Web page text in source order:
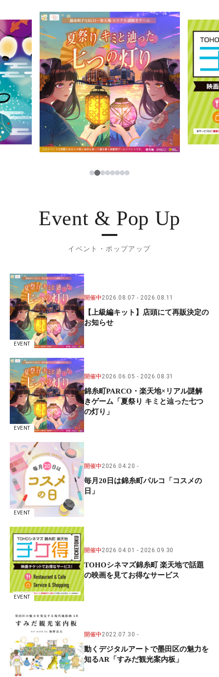
ニュース
レストラン・カフェ
TAX FREE
PARCOメンバーズ
JP
한국어
ภาษาไทย
日本語
1234567
Event & Pop Up
イベント・ポップアップ
EVENT
開催中2026.08.07 2026.08.11
【上級編キット】店頭にて再販決定の
お知らせ
EVENT
開催中2026.06.05 2026.08.31
錦糸町PARCO・楽天地×リアル謎解
きゲーム「夏祭り キミと辿った七つ
の灯り」
EVENT
開催中2026.04.20
毎月20日は錦糸町パルコ「コスメの
日」
EVENT
開催中2026.04.01 2026.09.30
TOHOシネマズ錦糸町 楽天地で話題
の映画を見てお得なサービス
開催中2022.07.30
動くデジタルアートで墨田区の魅力を
知るAR「すみだ観光案内板」